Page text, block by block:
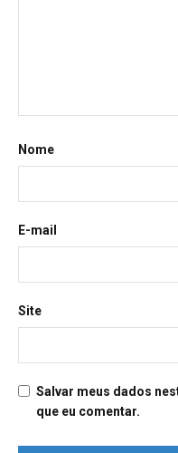
Nome
E-mail
Site
Salvar meus dados
que eu comentar.